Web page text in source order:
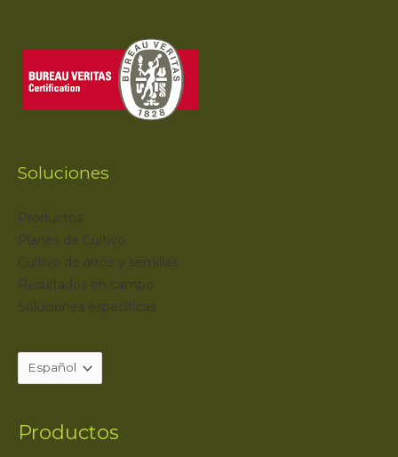
Soluciones
Productos
Planes de Cultivo
Cultivo de arroz y semillas
Resultados en campo
Soluciones específicas
Productos